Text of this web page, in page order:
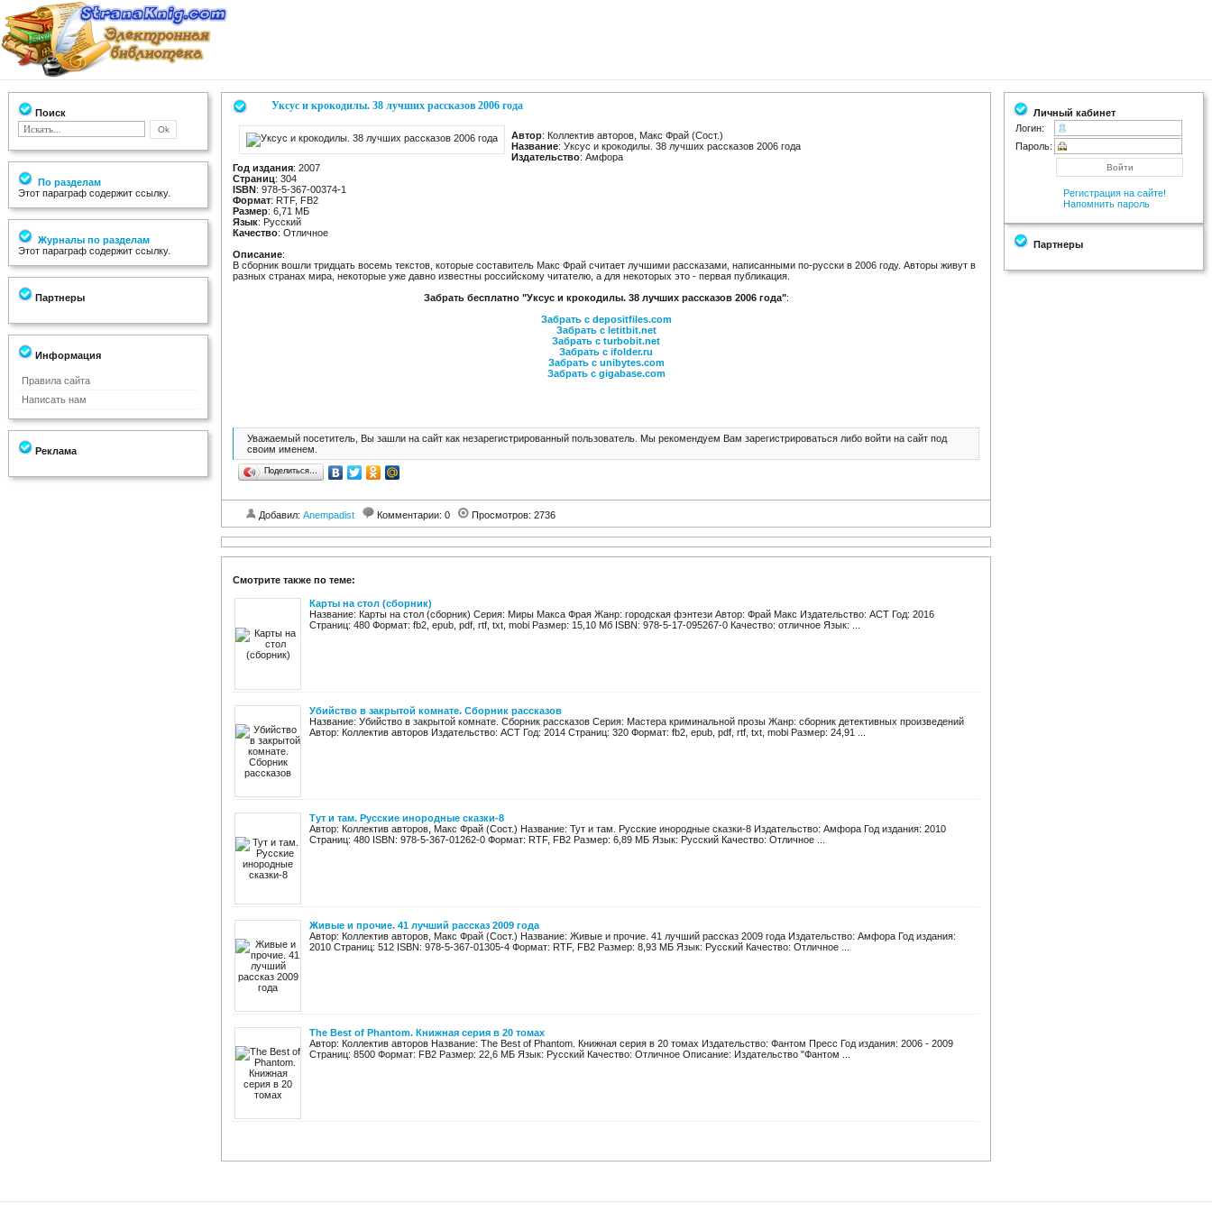
Поиск
По разделам
Этот параграф содержит ссылку.
Журналы по разделам
Этот параграф содержит ссылку.
Партнеры
Информация
Правила сайта
Написать нам
Реклама
Уксус и крокодилы. 38 лучших рассказов 2006 года
Автор: Коллектив авторов, Макс Фрай (Сост.)
Название: Уксус и крокодилы. 38 лучших рассказов 2006 года
Издательство: Амфора
Год издания: 2007
Страниц: 304
ISBN: 978-5-367-00374-1
Формат: RTF, FB2
Размер: 6,71 МБ
Язык: Русский
Качество: Отличное
Описание:
В сборник вошли тридцать восемь текстов, которые составитель Макс Фрай считает лучшими рассказами, написанными по-русски в 2006 году. Авторы живут в
разных странах мира, некоторые уже давно известны российскому читателю, а для некоторых это - первая публикация.
Забрать бесплатно "Уксус и крокодилы. 38 лучших рассказов 2006 года":
Забрать с depositfiles.com
Забрать с letitbit.net
Забрать с turbobit.net
Забрать с ifolder.ru
Забрать с unibytes.com
Забрать с gigabase.com
Уважаемый посетитель, Вы зашли на сайт как незарегистрированный пользователь. Мы рекомендуем Вам зарегистрироваться либо войти на сайт под
своим именем.
Поделиться…
Добавил: Anempadist Комментарии: 0 Просмотров: 2736
Смотрите также по теме:
Карты на стол (сборник)
Название: Карты на стол (сборник) Серия: Миры Макса Фрая Жанр: городская фэнтези Автор: Фрай Макс Издательство: АСТ Год: 2016
Страниц: 480 Формат: fb2, epub, pdf, rtf, txt, mobi Размер: 15,10 Мб ISBN: 978-5-17-095267-0 Качество: отличное Язык: ...
Убийство в закрытой комнате. Сборник рассказов
Название: Убийство в закрытой комнате. Сборник рассказов Серия: Мастера криминальной прозы Жанр: сборник детективных произведений
Автор: Коллектив авторов Издательство: АСТ Год: 2014 Страниц: 320 Формат: fb2, epub, pdf, rtf, txt, mobi Размер: 24,91 ...
Тут и там. Русские инородные сказки-8
Автор: Коллектив авторов, Макс Фрай (Сост.) Название: Тут и там. Русские инородные сказки-8 Издательство: Амфора Год издания: 2010
Страниц: 480 ISBN: 978-5-367-01262-0 Формат: RTF, FB2 Размер: 6,89 МБ Язык: Русский Качество: Отличное ...
Живые и прочие. 41 лучший рассказ 2009 года
Автор: Коллектив авторов, Макс Фрай (Сост.) Название: Живые и прочие. 41 лучший рассказ 2009 года Издательство: Амфора Год издания:
2010 Страниц: 512 ISBN: 978-5-367-01305-4 Формат: RTF, FB2 Размер: 8,93 МБ Язык: Русский Качество: Отличное ...
The Best of Phantom. Книжная серия в 20 томах
Автор: Коллектив авторов Название: The Best of Phantom. Книжная серия в 20 томах Издательство: Фантом Пресс Год издания: 2006 - 2009
Страниц: 8500 Формат: FB2 Размер: 22,6 МБ Язык: Русский Качество: Отличное Описание: Издательство "Фантом ...
Личный кабинет
Логин:
Пароль:
Регистрация на сайте!
Напомнить пароль
Партнеры